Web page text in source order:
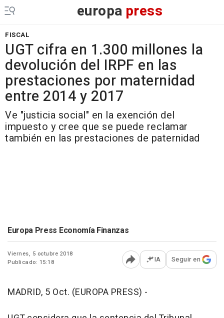
europa press
FISCAL
UGT cifra en 1.300 millones la
devolución del IRPF en las
prestaciones por maternidad
entre 2014 y 2017
Ve "justicia social" en la exención del
impuesto y cree que se puede reclamar
también en las prestaciones de paternidad
Europa Press Economía Finanzas
Viernes, 5 octubre 2018
Publicado: 15:18
Abrir opciones para
IA Seguir en
MADRID, 5 Oct. (EUROPA PRESS) -